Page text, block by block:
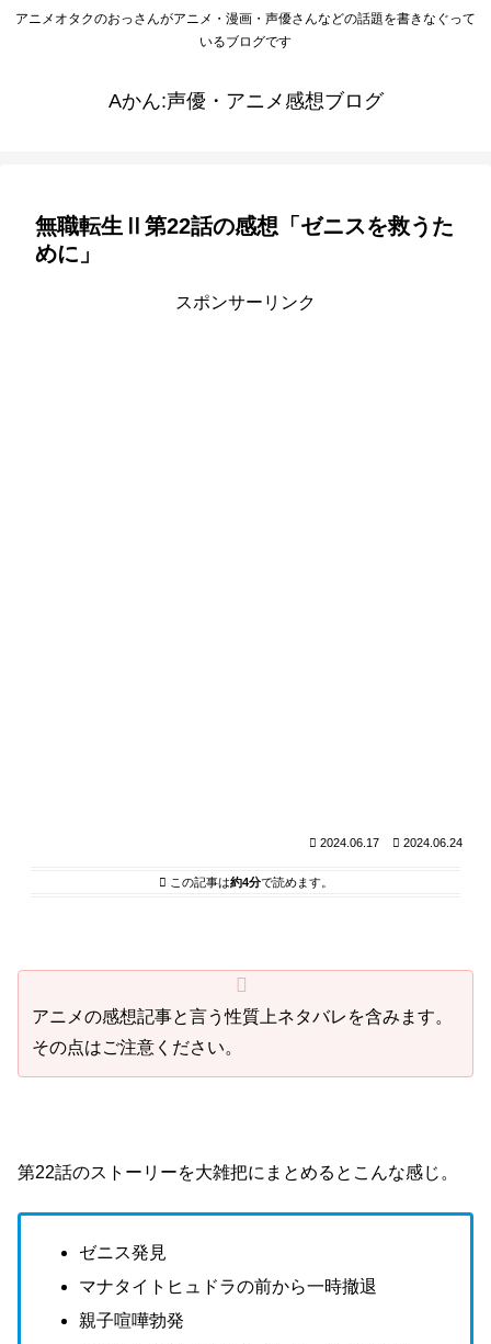
アニメオタクのおっさんがアニメ・漫画・声優さんなどの話題を書きなぐって
いるブログです
Aかん:声優・アニメ感想ブログ
無職転生Ⅱ第22話の感想「ゼニスを救うた
めに」
スポンサーリンク
2024.06.17 2024.06.24
この記事は約4分で読めます。
アニメの感想記事と言う性質上ネタバレを含みます。
その点はご注意ください。
第22話のストーリーを大雑把にまとめるとこんな感じ。
ゼニス発見
マナタイトヒュドラの前から一時撤退
親子喧嘩勃発